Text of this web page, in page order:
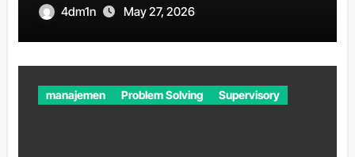
4dm1n May 27, 2026
manajemen Problem Solving Supervisory